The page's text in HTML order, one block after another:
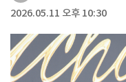
2026.05.11 오후 10:30